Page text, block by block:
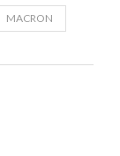
MACRON